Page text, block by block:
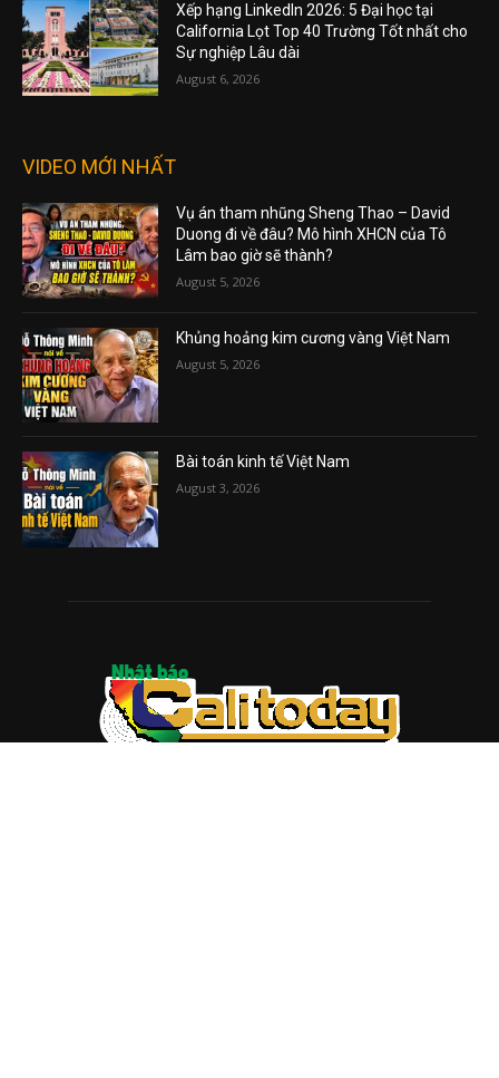
Xếp hạng LinkedIn 2026: 5 Đại học tại
California Lọt Top 40 Trường Tốt nhất cho
Sự nghiệp Lâu dài
August 6, 2026
VIDEO MỚI NHẤT
Vụ án tham nhũng Sheng Thao – David
Duong đi về đâu? Mô hình XHCN của Tô
Lâm bao giờ sẽ thành?
August 5, 2026
Khủng hoảng kim cương vàng Việt Nam
August 5, 2026
Bài toán kinh tế Việt Nam
August 3, 2026